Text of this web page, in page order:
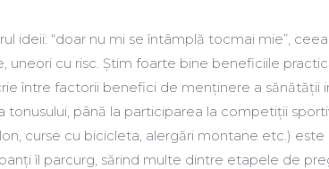
ideii: “doar nu mi se întâmplă tocmai mie”,
uneori cu risc. Știm foarte bine beneficiile
între factorii benefici de menținere a sănătății
până la participarea la competiții
curse cu bicicleta, alergări montane etc.) este
îl parcurg, sărind multe dintre etapele de